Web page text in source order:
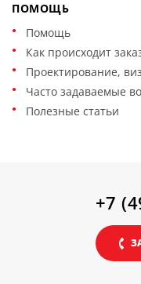
ПОМОЩЬ
Помощь
Как происходит
Проектирование,
Часто задаваемые
Полезные статьи
+7